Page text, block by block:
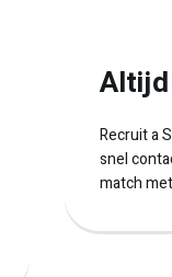
Recruit a
snel
match